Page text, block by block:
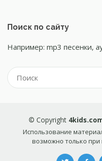
Поиск по сайту
Например: mp3 песенки,
© Copyright
Использование
возможно только при